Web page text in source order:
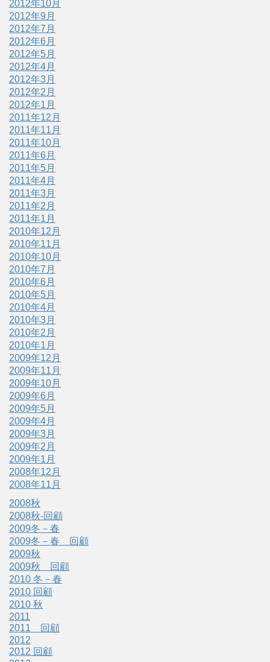
2012年10月
2012年9月
2012年7月
2012年6月
2012年5月
2012年4月
2012年3月
2012年2月
2012年1月
2011年12月
2011年11月
2011年10月
2011年6月
2011年5月
2011年4月
2011年3月
2011年2月
2011年1月
2010年12月
2010年11月
2010年10月
2010年7月
2010年6月
2010年5月
2010年4月
2010年3月
2010年2月
2010年1月
2009年12月
2009年11月
2009年10月
2009年6月
2009年5月
2009年4月
2009年3月
2009年2月
2009年1月
2008年12月
2008年11月
2008秋
2008秋-回顧
2009冬－春
2009冬－春 回顧
2009秋
2009秋 回顧
2010 冬－春
2010 回顧
2010 秋
2011
2011 回顧
2012
2012 回顧